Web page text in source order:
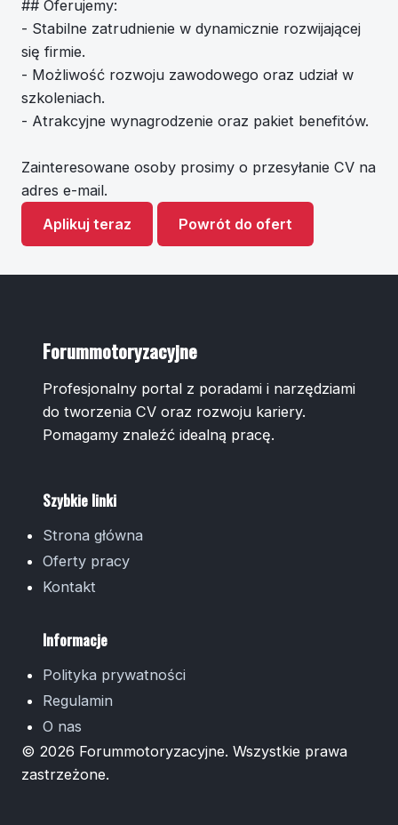
## Oferujemy:
- Stabilne zatrudnienie w dynamicznie rozwijającej
się firmie.
- Możliwość rozwoju zawodowego oraz udział w
szkoleniach.
- Atrakcyjne wynagrodzenie oraz pakiet benefitów.
Zainteresowane osoby prosimy o przesyłanie CV na
adres e-mail.
Aplikuj teraz
Powrót do ofert
Forummotoryzacyjne
Profesjonalny portal z poradami i narzędziami
do tworzenia CV oraz rozwoju kariery.
Pomagamy znaleźć idealną pracę.
Szybkie linki
Strona główna
Oferty pracy
Kontakt
Informacje
Polityka prywatności
Regulamin
O nas
© 2026 Forummotoryzacyjne. Wszystkie prawa
zastrzeżone.